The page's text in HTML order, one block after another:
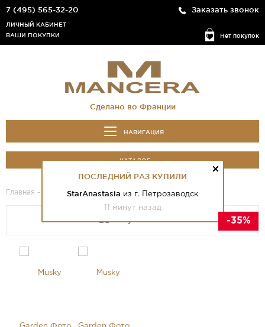
7 (495) 565-32-20 Заказать звонок
Нет покупок
ЛИЧНЫЙ КАБИНЕТ
ВАШИ ПОКУПКИ
Сделано во Франции
НАВИГАЦИЯ
КАТАЛОГ
Главная - Каталог - Musky Garden
-35%
ПОСЛЕДНИЙ РАЗ КУПИЛИ
StarAnastasia из г. Петрозаводск
11 минут назад